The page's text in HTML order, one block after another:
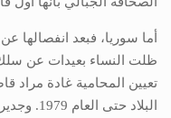
تعيين المحامية غادة مراد
البلاد